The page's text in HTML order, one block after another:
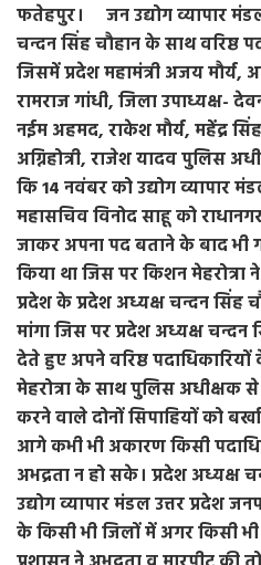
फतेहपुर। जन उद्योग व्यापार
चन्दन सिंह चौहान के साथ वरिष्ठ
जिसमें प्रदेश महामंत्री अजय मौर्य,
रामराज गांधी, जिला उपाध्यक्ष-
नईम अहमद, राकेश मौर्य, महेंद्र
अग्निहोत्री, राजेश यादव पुलिस
कि 14 नवंबर को उद्योग व्यापार
महासचिव विनोद साहू को
जाकर अपना पद बताने के बाद भी
किया था जिस पर किशन मेहरोत्रा
प्रदेश के प्रदेश अध्यक्ष चन्दन सिंह
मांगा जिस पर प्रदेश अध्यक्ष
देते हुए अपने वरिष्ठ
मेहरोत्रा के साथ पुलिस अधीक्षक
करने वाले दोनों सिपाहियों को
आगे कभी भी अकारण किसी
अभद्रता न हो सके। प्रदेश अध्यक्ष
उद्योग व्यापार मंडल उत्तर प्रदेश
के किसी भी जिलों में अगर किसी